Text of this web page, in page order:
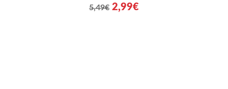
5,49€ 2,99€